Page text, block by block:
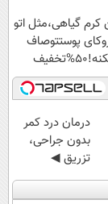
کرم گیاهی،مثل اتو
پوستتوصاف
درمان درد کمر
بدون جراحی،
تزریق ◀
پرسش‌نامه رو پر
کن ▶